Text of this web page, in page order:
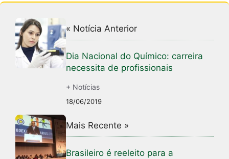
« Notícia Anterior
Dia Nacional do Químico: carreira
necessita de profissionais
+ Notícias
18/06/2019
Mais Recente »
Brasileiro é reeleito para a